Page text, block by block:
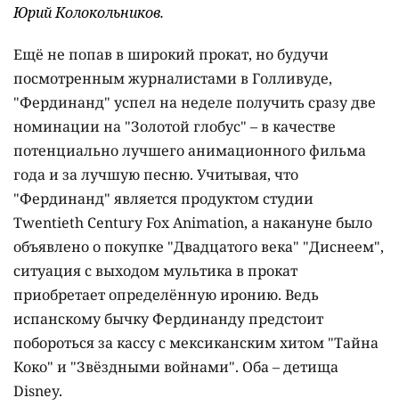
Юрий Колокольников.
Ещё не попав в широкий прокат, но будучи
посмотренным журналистами в Голливуде,
"Фердинанд" успел на неделе получить сразу две
номинации на "Золотой глобус" – в качестве
потенциально лучшего анимационного фильма
года и за лучшую песню. Учитывая, что
"Фердинанд" является продуктом студии
Twentieth Century Fox Animation, а накануне было
объявлено о покупке "Двадцатого века" "Диснеем",
ситуация с выходом мультика в прокат
приобретает определённую иронию. Ведь
испанскому бычку Фердинанду предстоит
побороться за кассу с мексиканским хитом "Тайна
Коко" и "Звёздными войнами". Оба – детища
Disney.